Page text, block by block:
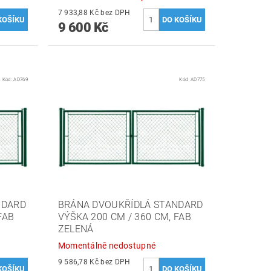
7 933,88 Kč bez DPH
9 600 Kč
Kód:AD769 Kód:AD775
BRÁNA DVOUKŘÍDLÁ STANDARD
VÝŠKA 200 CM / 360 CM, FAB
ZELENÁ
Momentálně nedostupné
9 586,78 Kč bez DPH